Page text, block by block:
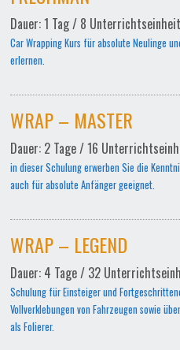
Dauer: 1 Tag / 8
Car Wrapping Kurs für absolute Neulinge
erlernen.
WRAP – MASTER
Dauer: 2 Tage / 16
in dieser Schulung erwerben Sie die
auch für absolute Anfänger geeignet.
WRAP – LEGEND
Dauer: 4 Tage / 32
Schulung für Einsteiger und
Vollverklebungen von Fahrzeugen sowie
als Folierer.